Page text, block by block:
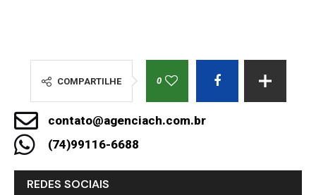
COMPARTILHE 0
contato@agenciach.com.br
(74)99116-6688
REDES SOCIAIS